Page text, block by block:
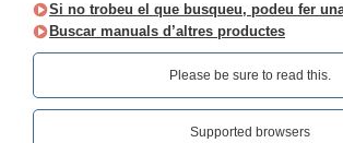
Si no trobeu el que busqueu, podeu fer
Buscar manuals d’altres productes
Please be sure to read this.‎
Supported browsers